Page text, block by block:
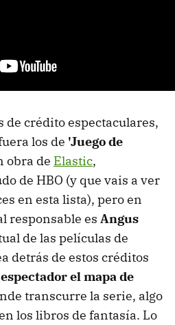
de crédito espectaculares,
los de 'Juego de
obra de Elastic,
de HBO (y que vais a ver
en esta lista), pero en
responsable es Angus
de las películas de
detrás de estos créditos
el mapa de
transcurre la serie, algo
los libros de fantasía. Lo